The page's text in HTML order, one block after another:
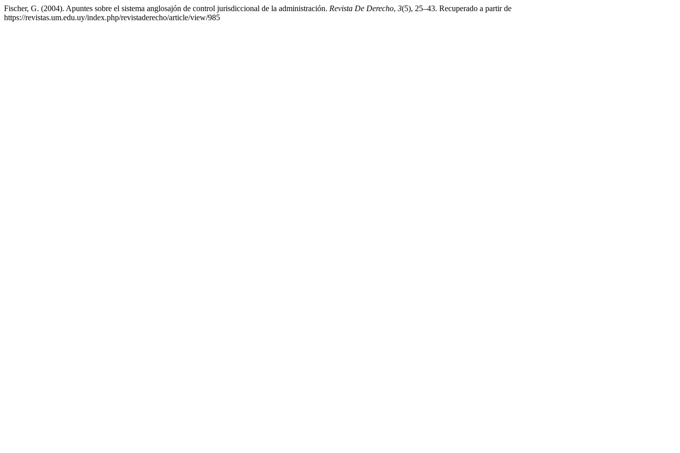
Fischer, G. (2004). Apuntes sobre el sistema anglosajón de control jurisdiccional de la administración. Revista De Derecho, 3(5), 25–43. Recuperado a partir de
https://revistas.um.edu.uy/index.php/revistaderecho/article/view/985